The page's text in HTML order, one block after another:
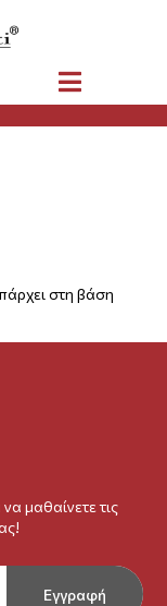
στη βάση
μαθαίνετε τις
Εγγραφή